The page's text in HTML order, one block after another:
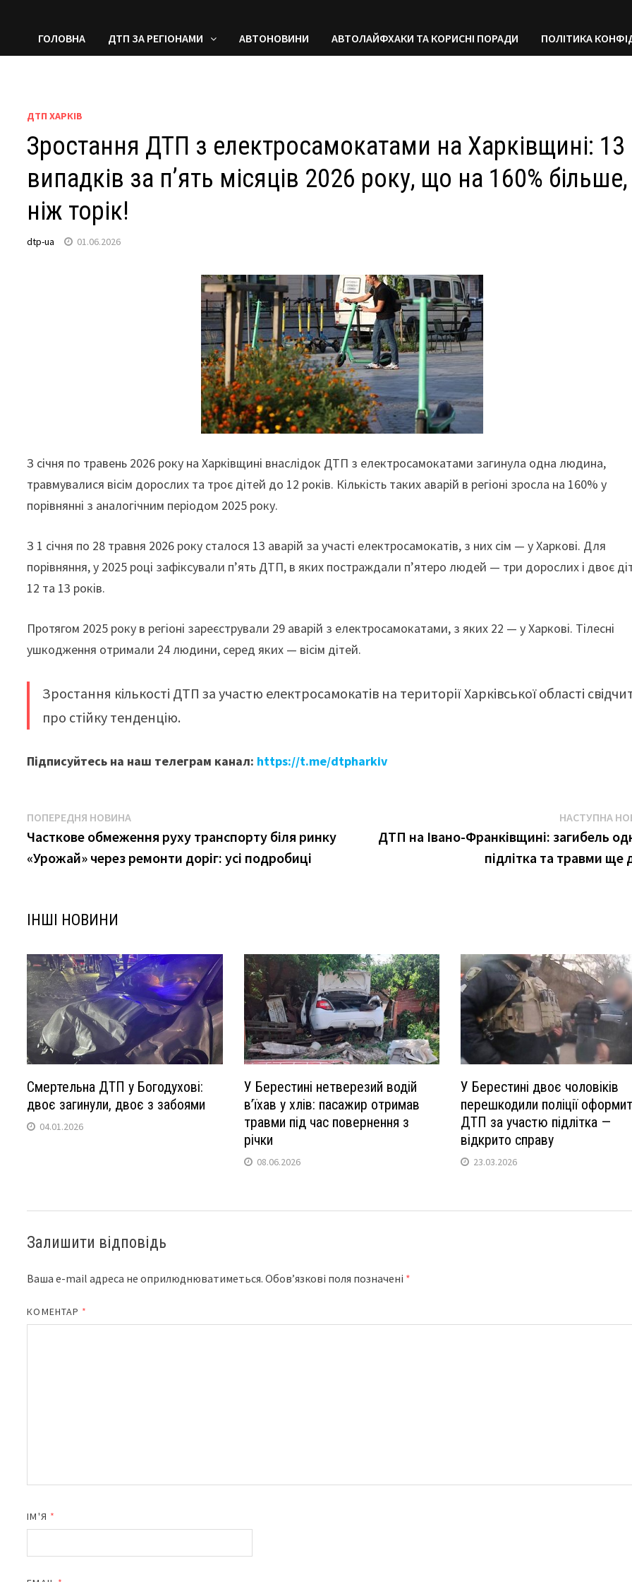
ГОЛОВНА ДТП ЗА РЕГІОНАМИ АВТОНОВИНИ АВТОЛАЙФХАКИ ТА КОРИСНІ ПОРАДИ ПОЛІТИКА
ДТП ХАРКІВ
Зростання ДТП з електросамокатами на Харківщині: 13
випадків за п’ять місяців 2026 року, що на 160% більше,
ніж торік!
dtp-ua 01.06.2026
З січня по травень 2026 року на Харківщині внаслідок ДТП з електросамокатами загинула одна людина,
травмувалися вісім дорослих та троє дітей до 12 років. Кількість таких аварій в регіоні зросла на 160% у
порівнянні з аналогічним періодом 2025 року.
З 1 січня по 28 травня 2026 року сталося 13 аварій за участі електросамокатів, з них сім — у Харкові. Для
порівняння, у 2025 році зафіксували п’ять ДТП, в яких постраждали п’ятеро людей — три дорослих і двоє
12 та 13 років.
Протягом 2025 року в регіоні зареєстрували 29 аварій з електросамокатами, з яких 22 — у Харкові. Тілесні
ушкодження отримали 24 людини, серед яких — вісім дітей.
Зростання кількості ДТП за участю електросамокатів на території Харківської області
про стійку тенденцію.
Підписуйтесь на наш телеграм канал: https://t.me/dtpharkiv
Навігація
записів
ПОПЕРЕДНЯ НОВИНАПопередня
новина:
Часткове обмеження руху транспорту біля ринку
«Урожай» через ремонти доріг: усі подробиці
НАСТУПНА
ДТП на Івано-Франківщині: загибель
підлітка та травми ще
ІНШІ НОВИНИ
Смертельна ДТП у Богодухові:
двоє загинули, двоє з забоями
04.01.2026
У Берестині нетверезий водій
в’їхав у хлів: пасажир отримав
травми під час повернення з
річки
08.06.2026
У Берестині двоє чоловіків
перешкодили поліції
ДТП за участю підлітка —
відкрито справу
23.03.2026
Залишити відповідь
Ваша e-mail адреса не оприлюднюватиметься. Обов’язкові поля позначені *
КОМЕНТАР *
ІМ'Я *